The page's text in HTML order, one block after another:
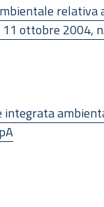
relativa
ottobre 2004,
integrata